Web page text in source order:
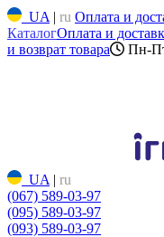
UA | ru Оплата и
КаталогОплата и
и возврат товара
Пн-
UA | ru
(067) 589-03-97
(095) 589-03-97
(093) 589-03-97